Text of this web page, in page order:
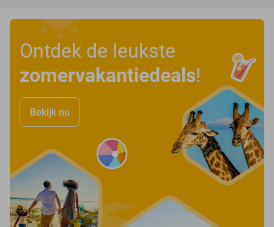
Ontdek de leukste
zomervakantiedeals!
Bekijk nu